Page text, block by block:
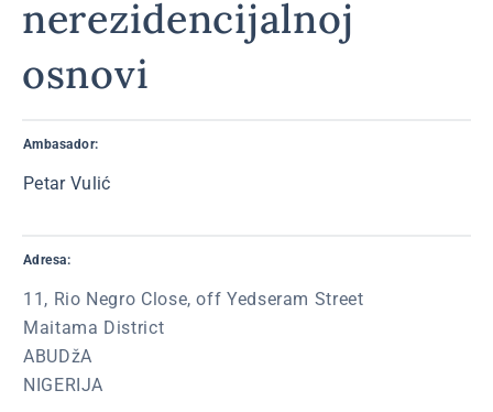
nerezidencijalnoj
osnovi
Ambasador:
Petar Vulić
Adresa:
11, Rio Negro Close, off Yedseram Street
Maitama District
ABUDžA
NIGERIJA